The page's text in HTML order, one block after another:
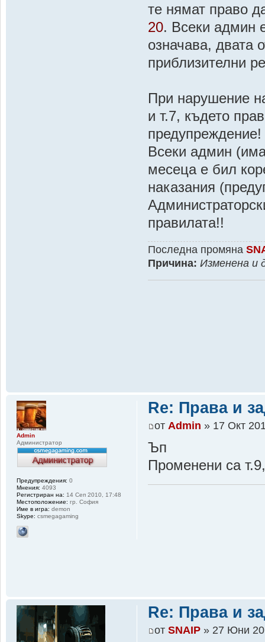
те нямат право
20. Всеки админ
означава, двата
приблизителни
При нарушение
и т.7, където
предупреждение!
Всеки админ
месеца е бил
наказания
правилата!!
Последна промяна
Причина: Изменена и
Re: Права и
от Admin » 17 Окт
Ъп
Променени са
Admin
Администратор
Предупреждения: 0
Мнения: 4093
Регистриран на: 14 Сеп 2010, 17:48
Местоположение: гр. София
Име в игра: demon
Skype: csmegagaming
Re: Права и
отSNAIP » 27 Юни